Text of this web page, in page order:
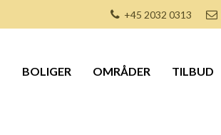
+45 2032 0313
BOLIGER OMRÅDER TILBUD